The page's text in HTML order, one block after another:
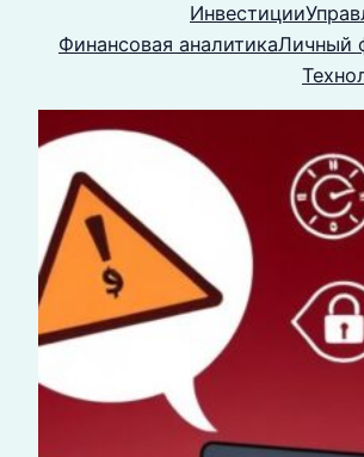
Инвестиции
Финансовая аналитикаЛичный